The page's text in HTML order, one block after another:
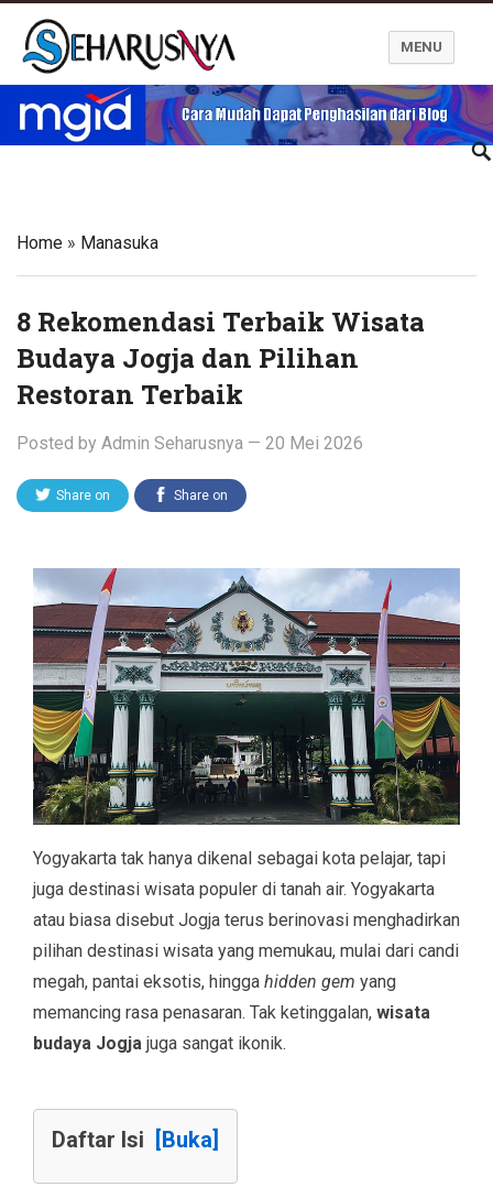
Blog Seharusnya
MENU
Home » Manasuka
8 Rekomendasi Terbaik Wisata
Budaya Jogja dan Pilihan
Restoran Terbaik
Posted by Admin Seharusnya — 20 Mei 2026
Share on Share on
Yogyakarta tak hanya dikenal sebagai kota pelajar, tapi
juga destinasi wisata populer di tanah air. Yogyakarta
atau biasa disebut Jogja terus berinovasi menghadirkan
pilihan destinasi wisata yang memukau, mulai dari candi
megah, pantai eksotis, hingga hidden gem yang
memancing rasa penasaran. Tak ketinggalan, wisata
budaya Jogja juga sangat ikonik.
Daftar Isi [Buka]